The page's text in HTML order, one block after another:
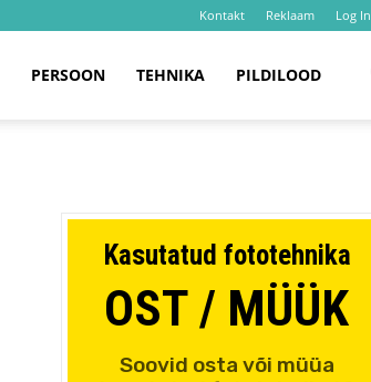
Kontakt Reklaam Log In
PERSOON TEHNIKA PILDILOOD